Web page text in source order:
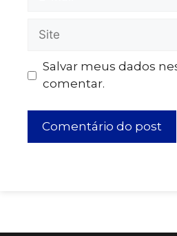
Salvar meus dados
comentar.